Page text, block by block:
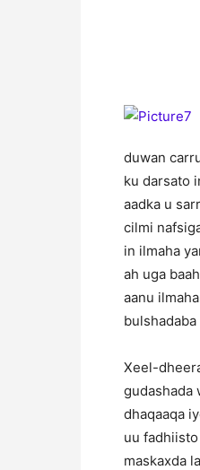
duwan
ku darsato
aadka u
cilmi
in ilmaha
ah uga
aanu
Xeel-
gudashada
dhaqaaqa
uu
maskaxda